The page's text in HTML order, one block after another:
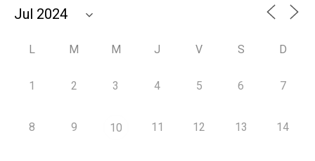
L M M J V S D
1 2 3 4 5 6 7
8 9 10 11 12 13 14